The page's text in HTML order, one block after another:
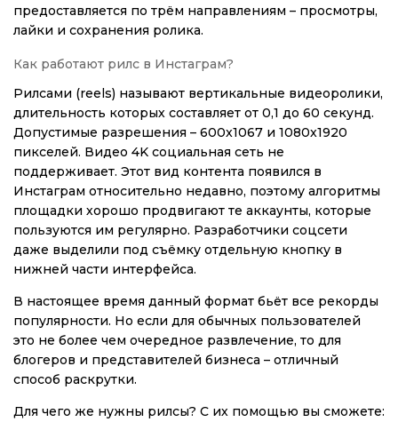
предоставляется по трём направлениям – просмотры,
лайки и сохранения ролика.
Как работают рилс в Инстаграм?
Рилсами (reels) называют вертикальные видеоролики,
длительность которых составляет от 0,1 до 60 секунд.
Допустимые разрешения – 600x1067 и 1080x1920
пикселей. Видео 4K социальная сеть не
поддерживает. Этот вид контента появился в
Инстаграм относительно недавно, поэтому алгоритмы
площадки хорошо продвигают те аккаунты, которые
пользуются им регулярно. Разработчики соцсети
даже выделили под съёмку отдельную кнопку в
нижней части интерфейса.
В настоящее время данный формат бьёт все рекорды
популярности. Но если для обычных пользователей
это не более чем очередное развлечение, то для
блогеров и представителей бизнеса – отличный
способ раскрутки.
Для чего же нужны рилсы? С их помощью вы сможете: